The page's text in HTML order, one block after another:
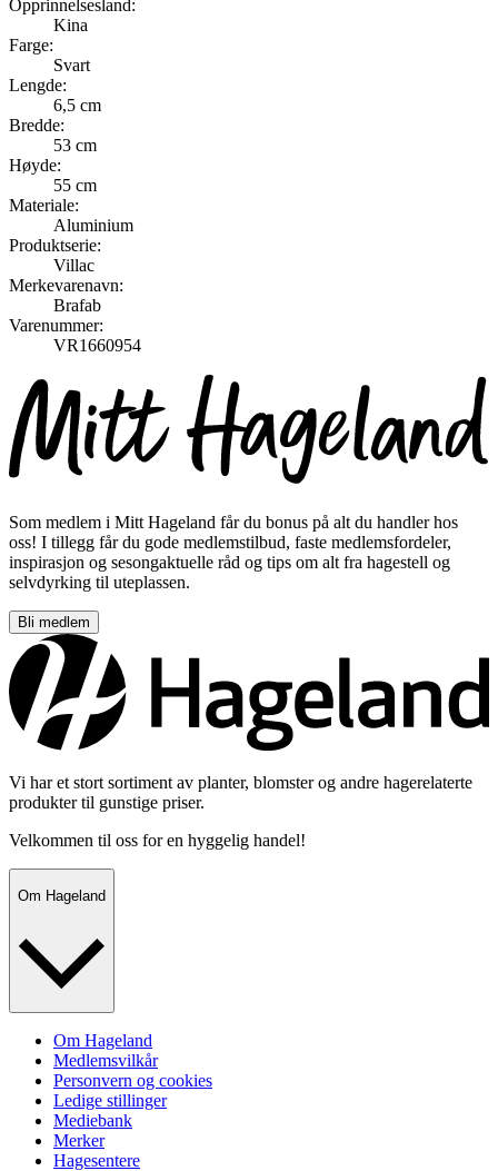
Opprinnelsesland:
Kina
Farge:
Svart
Lengde:
6,5 cm
Bredde:
53 cm
Høyde:
55 cm
Materiale:
Aluminium
Produktserie:
Villac
Merkevarenavn:
Brafab
Varenummer:
VR1660954
Som medlem i Mitt Hageland får du bonus på alt du handler hos
oss! I tillegg får du gode medlemstilbud, faste medlemsfordeler,
inspirasjon og sesongaktuelle råd og tips om alt fra hagestell og
selvdyrking til uteplassen.
Bli medlem
Vi har et stort sortiment av planter, blomster og andre hagerelaterte
produkter til gunstige priser.
Velkommen til oss for en hyggelig handel!
Om Hageland
Om Hageland
Medlemsvilkår
Personvern og cookies
Ledige stillinger
Mediebank
Merker
Hagesentere